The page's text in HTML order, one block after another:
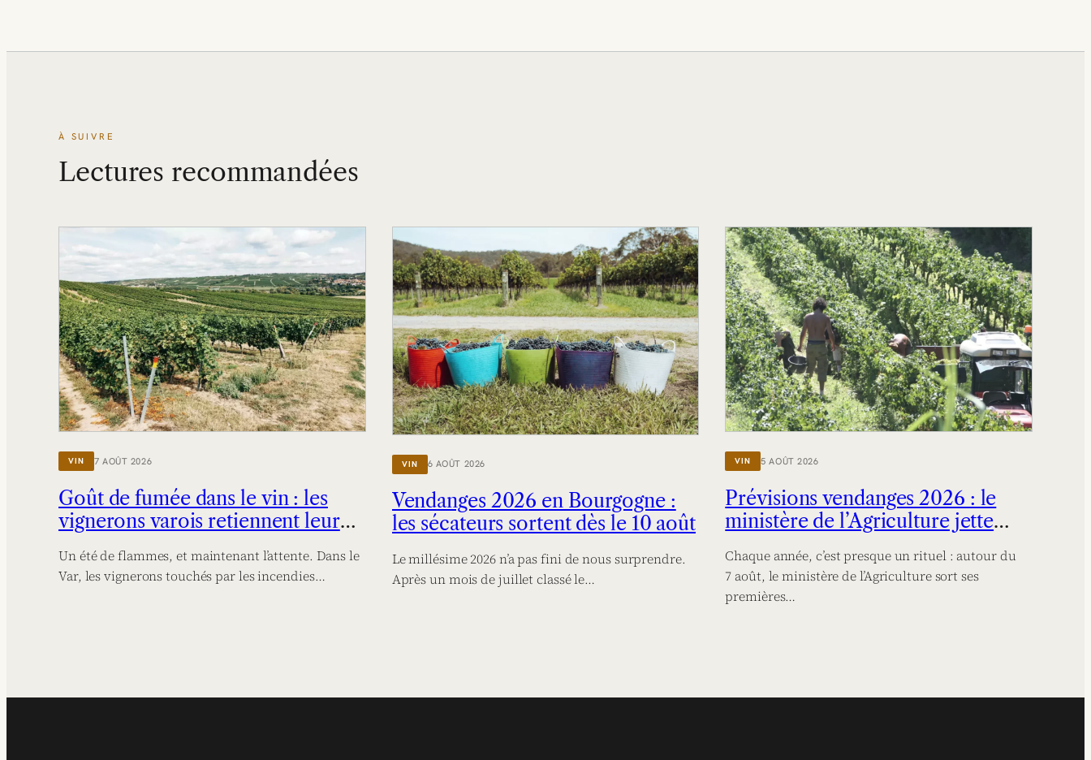
À SUIVRE
Lectures recommandées
VIN 7 AOÛT 2026
Goût de fumée dans le vin : les
vignerons varois retiennent leur
Un été de flammes, et maintenant l’attente. Dans le
Var, les vignerons touchés par les incendies…
VIN 6 AOÛT 2026
Vendanges 2026 en Bourgogne :
les sécateurs sortent dès le 10 août
Le millésime 2026 n’a pas fini de nous surprendre.
Après un mois de juillet classé le…
VIN 5 AOÛT 2026
Prévisions vendanges 2026 : le
ministère de l’Agriculture jette
Chaque année, c’est presque un rituel : autour du
7 août, le ministère de l’Agriculture sort ses
premières…